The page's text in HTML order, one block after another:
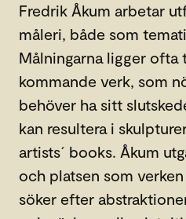
Fredrik Åkum arbetar
måleri, både som
Målningarna ligger
kommande verk, som
behöver ha sitt
kan resultera i
artists´ books. Åkum
och platsen som verken
söker efter